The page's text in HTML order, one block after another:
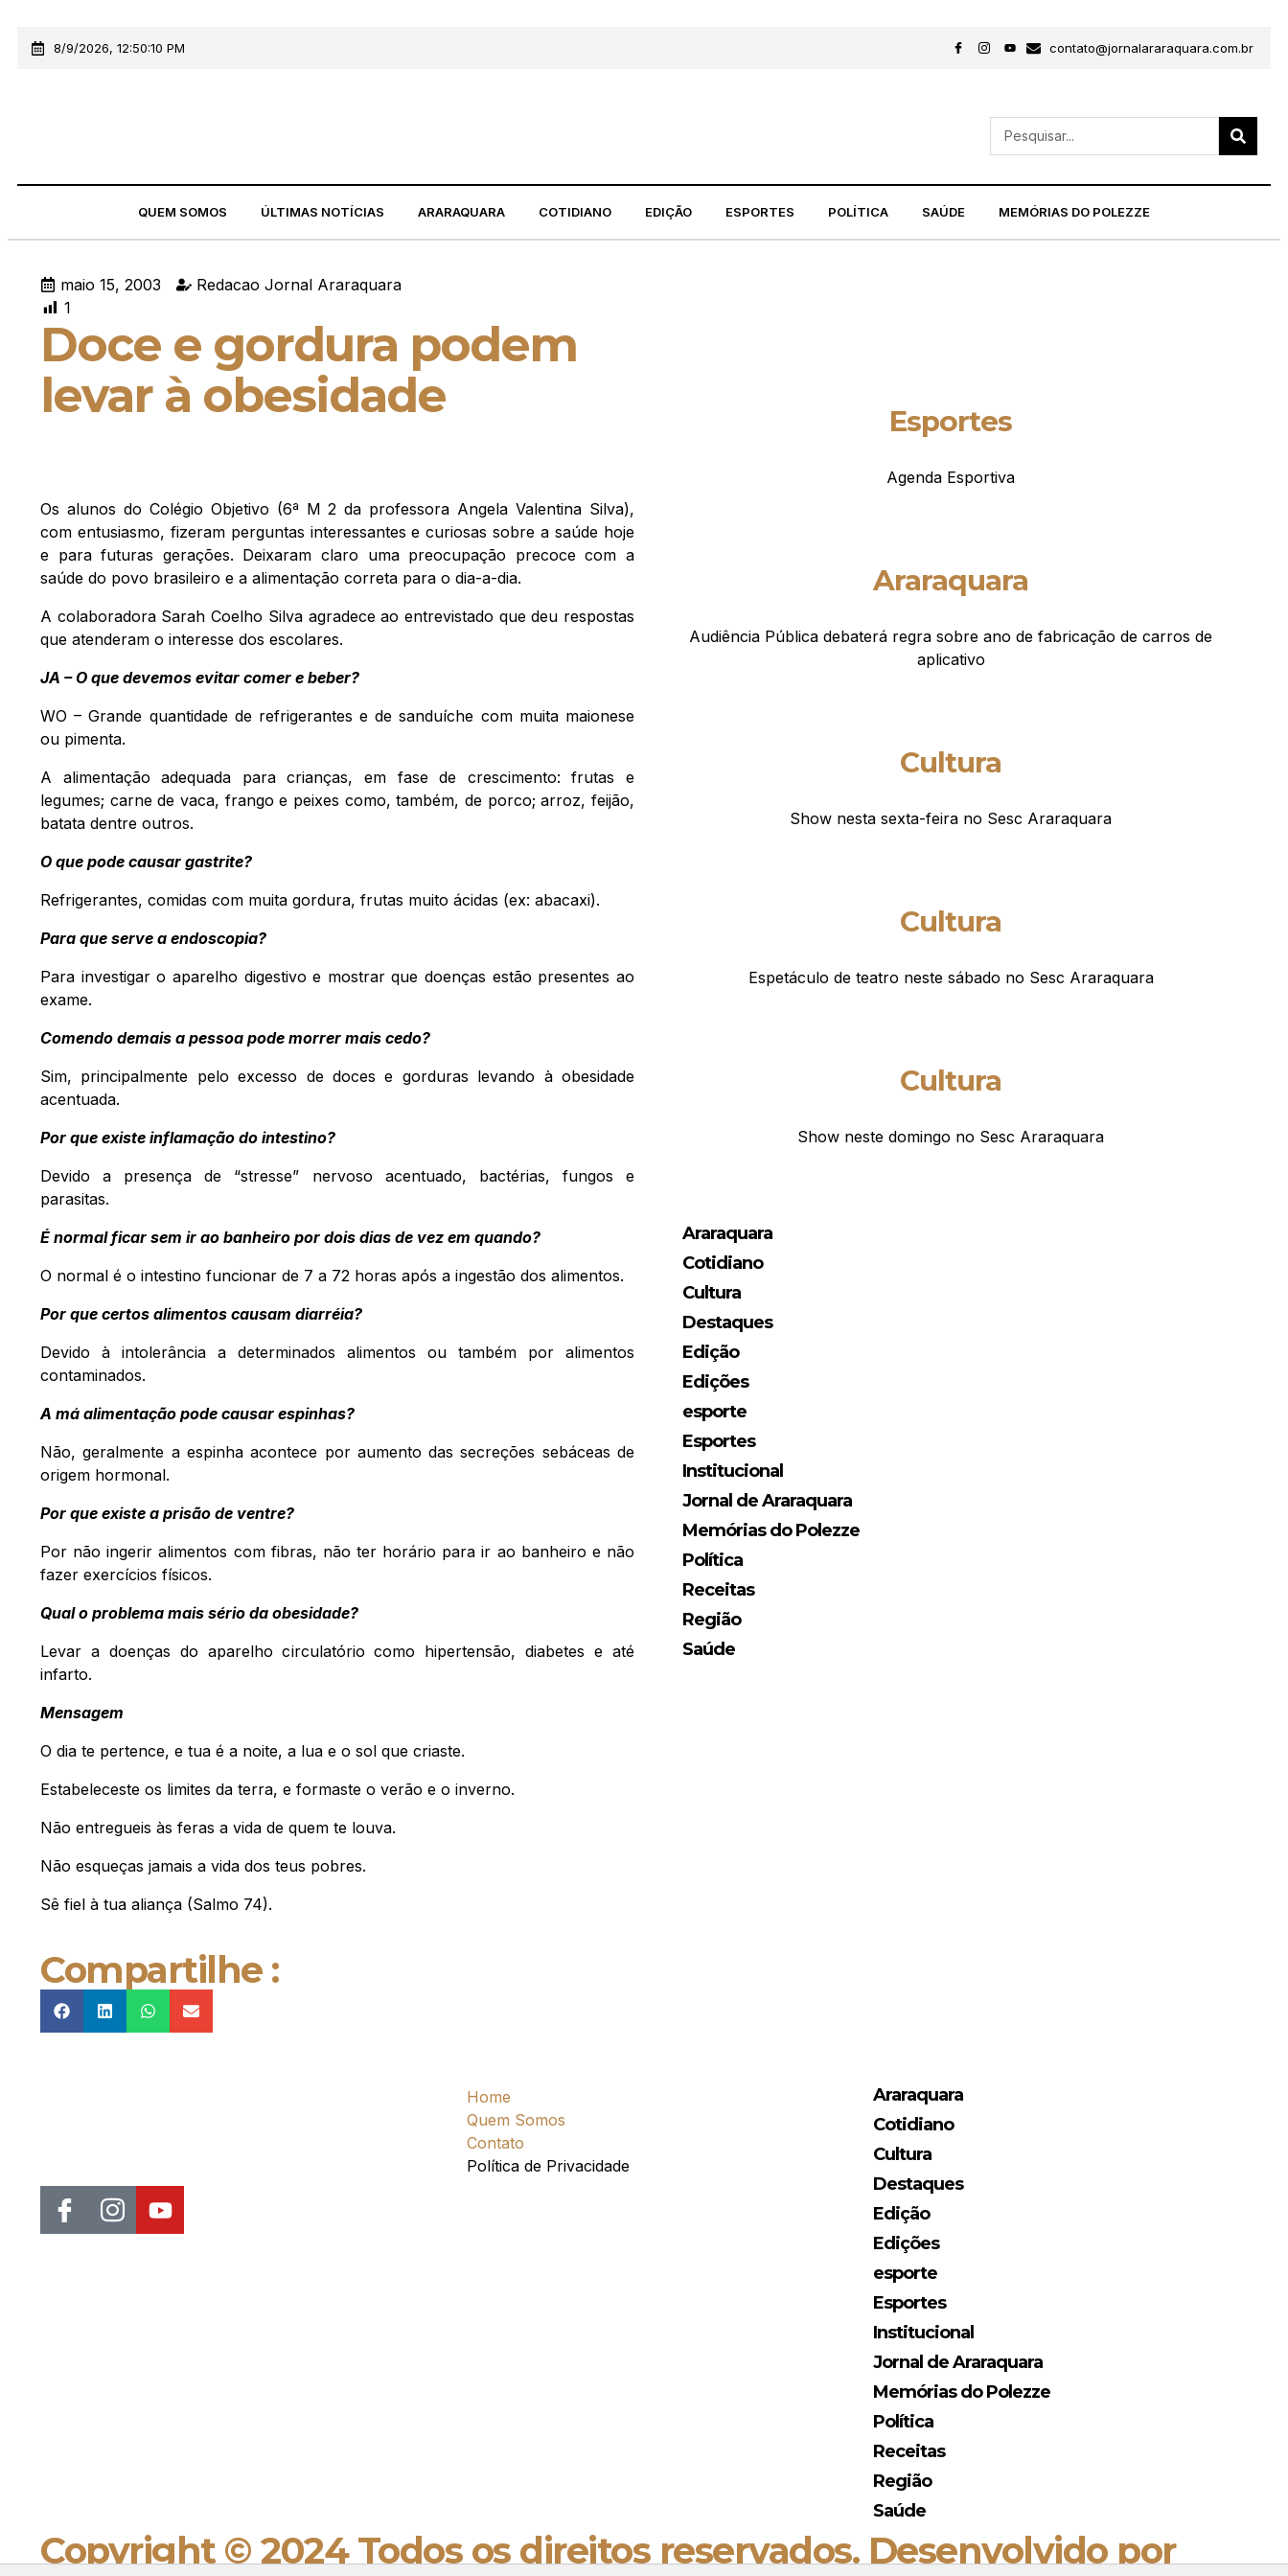
8/9/2026, 12:50:10 PM contato@jornalararaquara.com.br
QUEM SOMOS ÚLTIMAS NOTÍCIAS ARARAQUARA COTIDIANO EDIÇÃO ESPORTES POLÍTICA SAÚDE MEMÓRIAS DO POLEZZE
maio 15, 2003
Redacao Jornal Araraquara
1
Doce e gordura podem
levar à obesidade
Os alunos do Colégio Objetivo (6ª M 2 da professora Angela Valentina Silva),
com entusiasmo, fizeram perguntas interessantes e curiosas sobre a saúde hoje
e para futuras gerações. Deixaram claro uma preocupação precoce com a
saúde do povo brasileiro e a alimentação correta para o dia-a-dia.
A colaboradora Sarah Coelho Silva agradece ao entrevistado que deu respostas
que atenderam o interesse dos escolares.
JA – O que devemos evitar comer e beber?
WO – Grande quantidade de refrigerantes e de sanduíche com muita maionese
ou pimenta.
A alimentação adequada para crianças, em fase de crescimento: frutas e
legumes; carne de vaca, frango e peixes como, também, de porco; arroz, feijão,
batata dentre outros.
O que pode causar gastrite?
Refrigerantes, comidas com muita gordura, frutas muito ácidas (ex: abacaxi).
Para que serve a endoscopia?
Para investigar o aparelho digestivo e mostrar que doenças estão presentes ao
exame.
Comendo demais a pessoa pode morrer mais cedo?
Sim, principalmente pelo excesso de doces e gorduras levando à obesidade
acentuada.
Por que existe inflamação do intestino?
Devido a presença de “stresse” nervoso acentuado, bactérias, fungos e
parasitas.
É normal ficar sem ir ao banheiro por dois dias de vez em quando?
O normal é o intestino funcionar de 7 a 72 horas após a ingestão dos alimentos.
Por que certos alimentos causam diarréia?
Devido à intolerância a determinados alimentos ou também por alimentos
contaminados.
A má alimentação pode causar espinhas?
Não, geralmente a espinha acontece por aumento das secreções sebáceas de
origem hormonal.
Por que existe a prisão de ventre?
Por não ingerir alimentos com fibras, não ter horário para ir ao banheiro e não
fazer exercícios físicos.
Qual o problema mais sério da obesidade?
Levar a doenças do aparelho circulatório como hipertensão, diabetes e até
infarto.
Mensagem
O dia te pertence, e tua é a noite, a lua e o sol que criaste.
Estabeleceste os limites da terra, e formaste o verão e o inverno.
Não entregueis às feras a vida de quem te louva.
Não esqueças jamais a vida dos teus pobres.
Sê fiel à tua aliança (Salmo 74).
Compartilhe :
Esportes
Agenda Esportiva
Araraquara
Audiência Pública debaterá regra sobre ano de fabricação de carros de
aplicativo
Cultura
Show nesta sexta-feira no Sesc Araraquara
Cultura
Espetáculo de teatro neste sábado no Sesc Araraquara
Cultura
Show neste domingo no Sesc Araraquara
Araraquara
Cotidiano
Cultura
Destaques
Edição
Edições
esporte
Esportes
Institucional
Jornal de Araraquara
Memórias do Polezze
Política
Receitas
Região
Saúde
Home
Quem Somos
Contato
Política de Privacidade
Araraquara
Cotidiano
Cultura
Destaques
Edição
Edições
esporte
Esportes
Institucional
Jornal de Araraquara
Memórias do Polezze
Política
Receitas
Região
Saúde
Copyright © 2024 Todos os direitos reservados. Desenvolvido por